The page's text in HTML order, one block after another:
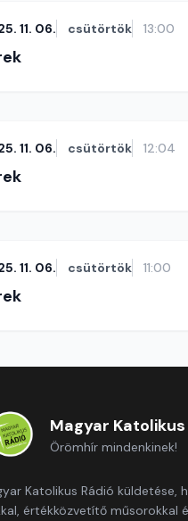
11. 06. csütörtök 13:00
11. 06. csütörtök 12:04
11. 06. csütörtök 11:00
Magyar Katolikus
Örömhír mindenkinek!
Katolikus Rádió küldetése,
értékközvetítő műsorokkal